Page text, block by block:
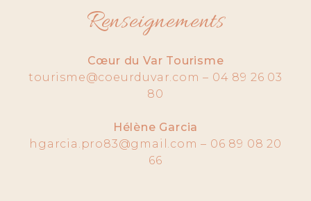
Renseignements
Cœur du Var Tourisme
tourisme@coeurduvar.com – 04 89 26 03
80
Hélène Garcia
hgarcia.pro83@gmail.com – 06 89 08 20
66